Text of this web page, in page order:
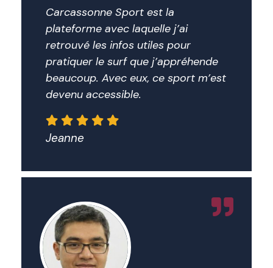
Carcassonne Sport est la
plateforme avec laquelle j’ai
retrouvé les infos utiles pour
pratiquer le surf que j’appréhende
beaucoup. Avec eux, ce sport m’est
devenu accessible.
Jeanne